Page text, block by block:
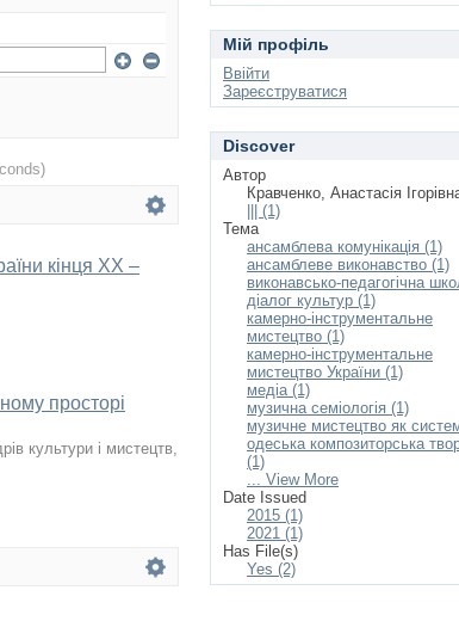
кінця ХХ –
просторі
культури і мистецтв,
Мій профіль
Ввійти
Зареєструватися
Discover
Автор
Кравченко, Анастасія
||| (1)
Тема
ансамблева комунікація (1)
ансамблеве виконавство (1)
виконавсько-педагогічна
діалог культур (1)
камерно-інструментальне
мистецтво (1)
камерно-інструментальне
мистецтво України (1)
медіа (1)
музична семіологія (1)
музичне мистецтво як
одеська композиторська
(1)
... View More
Date Issued
2015 (1)
2021 (1)
Has File(s)
Yes (2)